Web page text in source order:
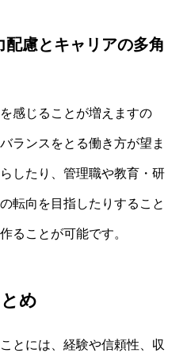
配慮とキャリアの多角
感じることが増えますの
ランスをとる働き方が望ま
したり、管理職や教育・研
転向を目指したりすること
ることが可能です。
め
とには、経験や信頼性、収